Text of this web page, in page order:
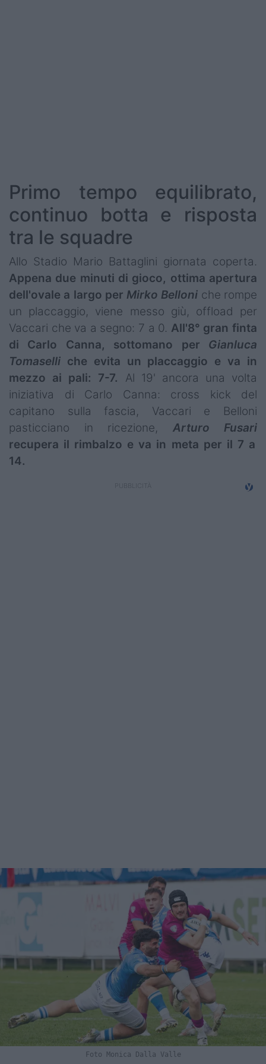
Primo tempo equilibrato,
continuo botta e risposta
tra le squadre
Allo Stadio Mario Battaglini giornata coperta.
Appena due minuti di gioco, ottima apertura
dell'ovale a largo per Mirko Belloni che rompe
un placcaggio, viene messo giù, offload per
Vaccari che va a segno: 7 a 0. All'8° gran finta
di Carlo Canna, sottomano per Gianluca
Tomaselli che evita un placcaggio e va in
mezzo ai pali: 7-7. Al 19' ancora una volta
iniziativa di Carlo Canna: cross kick del
capitano sulla fascia, Vaccari e Belloni
pasticciano in ricezione, Arturo Fusari
recupera il rimbalzo e va in meta per il 7 a
14.
Foto Monica Dalla Valle